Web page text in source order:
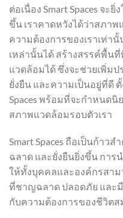
ต่อเนื่อง Smart Spaces จะ
ขึ้น เราคาดหวังได้ว่าสภา
ความต้องการของเราเท่า
เหล่านั้นได้ สร้างสรรค์พื้น
แวดล้อมได้ ซึ่งจะช่วยเพิ่ม
ยั่งยืน และความเป็นอยู่ที่ดี
Spaces พร้อมที่จะกำหนด
สภาพแวดล้อมรอบตัวเรา
Smart Spaces ถือเป็นก้า
ฉลาด และยั่งยืนยิ่งขึ้น การ
ให้ทั้งบุคคลและองค์กรสา
ที่ชาญฉลาด ปลอดภัย และ
กับความต้องการของชีวิตส